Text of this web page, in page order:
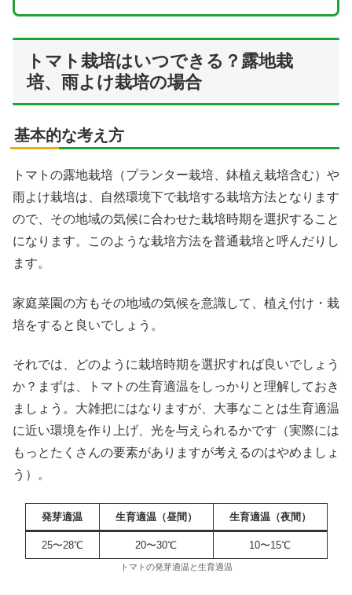
トマト栽培はいつできる？露地栽
培、雨よけ栽培の場合
基本的な考え方
トマトの露地栽培（プランター栽培、鉢植え栽培含む）や
雨よけ栽培は、自然環境下で栽培する栽培方法となります
ので、その地域の気候に合わせた栽培時期を選択すること
になります。このような栽培方法を普通栽培と呼んだりし
ます。
家庭菜園の方もその地域の気候を意識して、植え付け・栽
培をすると良いでしょう。
それでは、どのように栽培時期を選択すれば良いでしょう
か？まずは、トマトの生育適温をしっかりと理解しておき
ましょう。大雑把にはなりますが、大事なことは生育適温
に近い環境を作り上げ、光を与えられるかです（実際には
もっとたくさんの要素がありますが考えるのはやめましょ
う）。
発芽適温 生育適温（昼間） 生育適温（夜間）
25〜28℃ 20〜30℃ 10〜15℃
トマトの発芽適温と生育適温